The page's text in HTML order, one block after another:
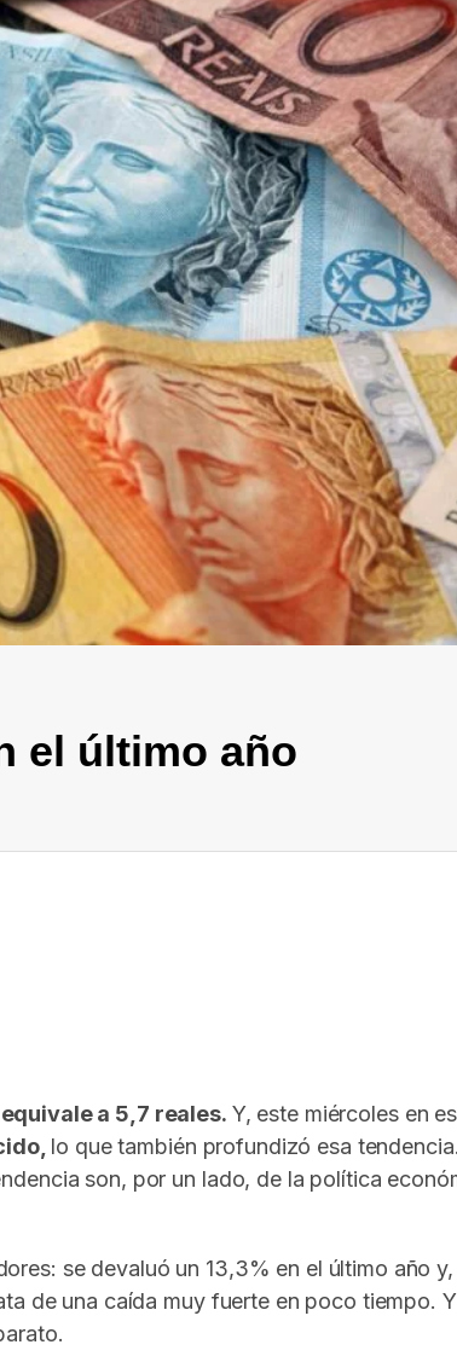
el último año
a 5,7 reales. Y, este miércoles en
lo que también profundizó esa
son, por un lado, de la política
se devaluó un 13,3% en el último año y,
de una caída muy fuerte en poco tiempo.